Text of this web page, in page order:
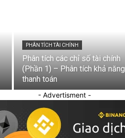
PHÂN TÍCH TÀI CHÍNH
Phân tích các chỉ số tài chính
(Phần 1) – Phân tích khả năng
thanh toán
- Advertisment -